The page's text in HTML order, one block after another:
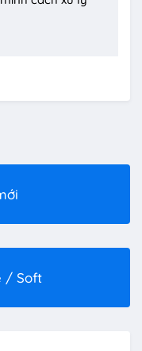
/ Soft